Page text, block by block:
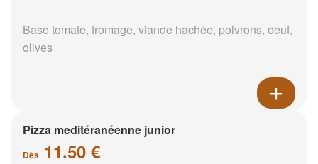
Base tomate, fromage, viande hachée, poivrons, oeuf,
olives
Pizza meditéranéenne junior
Dès 11.50 €